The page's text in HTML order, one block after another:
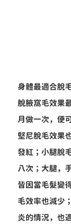
身體最適合脫
脫腋窩毛效果
月做一次，便
堅尼脫毛效果
發紅；小腿脫
八次；大腿，
皆因當毛髮變
毛效率也減少
炎的情況，也